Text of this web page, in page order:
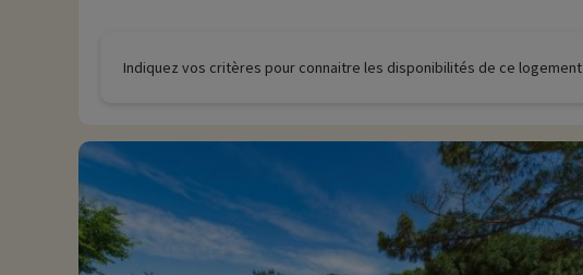
Indiquez vos critères pour connaitre les disponibilités de ce logement